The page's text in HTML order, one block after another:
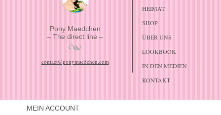
Pony Maedchen
– The direct line –
contact@ponymaedchen.com
HEIMAT
SHOP
ÜBER UNS
LOOKBOOK
IN DEN MEDIEN
KONTAKT
MEIN ACCOUNT